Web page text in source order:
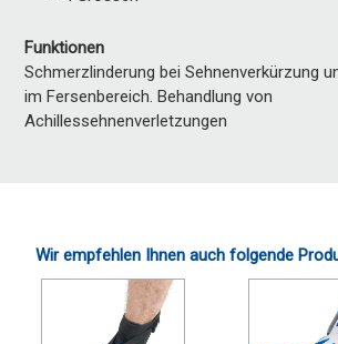
Funktionen
Schmerzlinderung bei Sehnenverkürzung
im Fersenbereich. Behandlung von
Achillessehnenverletzungen
Wir empfehlen Ihnen auch folgende